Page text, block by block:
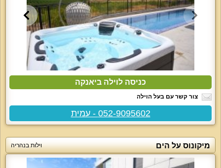
כניסה לוילה ביאנקה
צור קשר עם בעל הוילה
052-9095602 - עמית
מיקונוס על הים וילות בנהריה